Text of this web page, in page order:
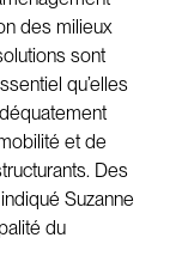
des milieux
sont
qu’elles
et de
Des
Suzanne
du